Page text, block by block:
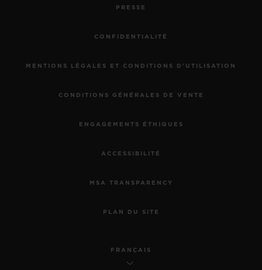
PRESSE
CONFIDENTIALITÉ
MENTIONS LÉGALES ET CONDITIONS D'UTILISATION
CONDITIONS GÉNÉRALES DE VENTE
ENGAGEMENTS ÉTHIQUES
ACCESSIBILITÉ
MSA TRANSPARENCY
PLAN DU SITE
FRANÇAIS